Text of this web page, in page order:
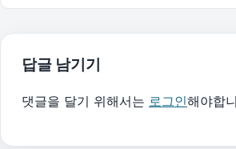
답글 남기기
댓글을 달기 위해서는 로그인해야합